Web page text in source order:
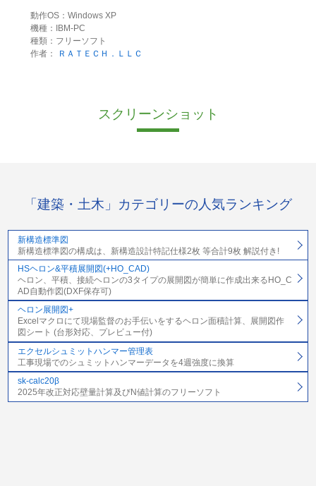
動作OS：Windows XP
機種：IBM-PC
種類：フリーソフト
作者：
ＲＡＴＥＣＨ．ＬＬＣ
スクリーンショット
「建築・土木」カテゴリーの人気ランキング
新構造標準図
新構造標準図の構成は、新構造設計特記仕様2枚 等合計9枚 解説付き!
HSヘロン&平積展開図(+HO_CAD)
ヘロン、平積、接続ヘロンの3タイプの展開図が簡単に作成出来るHO_C
AD自動作図(DXF保存可)
ヘロン展開図+
Excelマクロにて現場監督のお手伝いをするヘロン面積計算、展開図作
図シート (台形対応、プレビュー付)
エクセルシュミットハンマー管理表
工事現場でのシュミットハンマーデータを4週強度に換算
sk-calc20β
2025年改正対応壁量計算及びN値計算のフリーソフト